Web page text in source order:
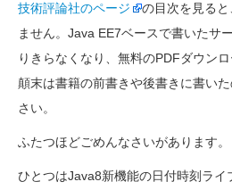
技術評論社のページ
の目次を見る
ません。Java EE7ベースで書いたサ
りきらなくなり、無料のPDFダウン
顛末は書籍の前書きや後書きに書い
さい。
ふたつほどごめんなさいがあります。
ひとつはJava8新機能の日付時刻ライ